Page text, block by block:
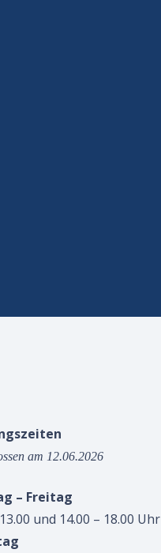
am 12.06.2026
– Freitag
und 14.00 – 18.00 Uhr